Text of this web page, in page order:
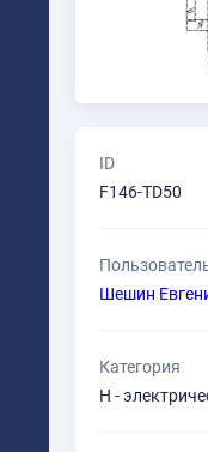
ID
F146-TD50
Шешин
Категория
H -